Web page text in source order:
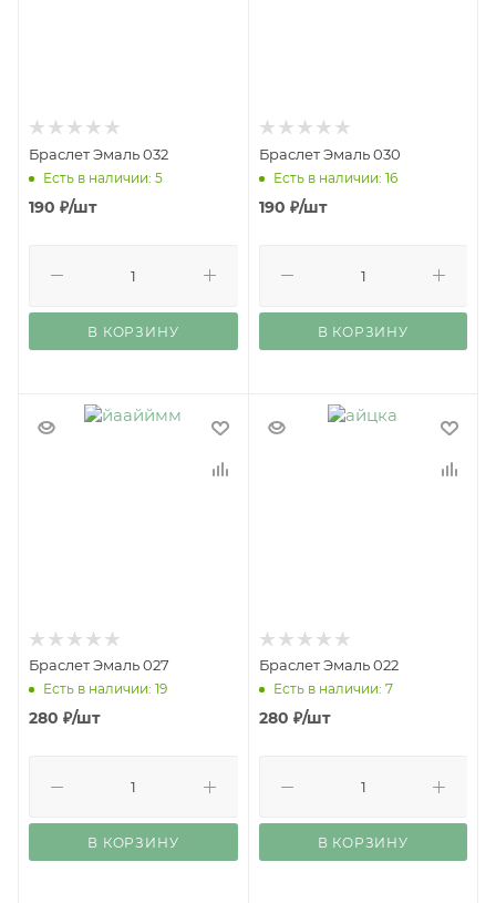
Браслет Эмаль 032
Есть в наличии: 5
190 ₽/шт
В КОРЗИНУ
Браслет Эмаль 030
Есть в наличии: 16
190 ₽/шт
В КОРЗИНУ
Браслет Эмаль 027
Есть в наличии: 19
280 ₽/шт
В КОРЗИНУ
Браслет Эмаль 022
Есть в наличии: 7
280 ₽/шт
В КОРЗИНУ